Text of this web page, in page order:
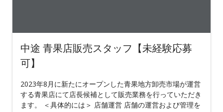
中途 青果店販売スタッフ【未経験応募
可】
2023年8月に新たにオープンした青果地方卸売市場が運営
する青果店にて店長候補として販売業務を行っていただき
ます。 ＜具体的には＞ 店舗運営 店舗の運営および管理を